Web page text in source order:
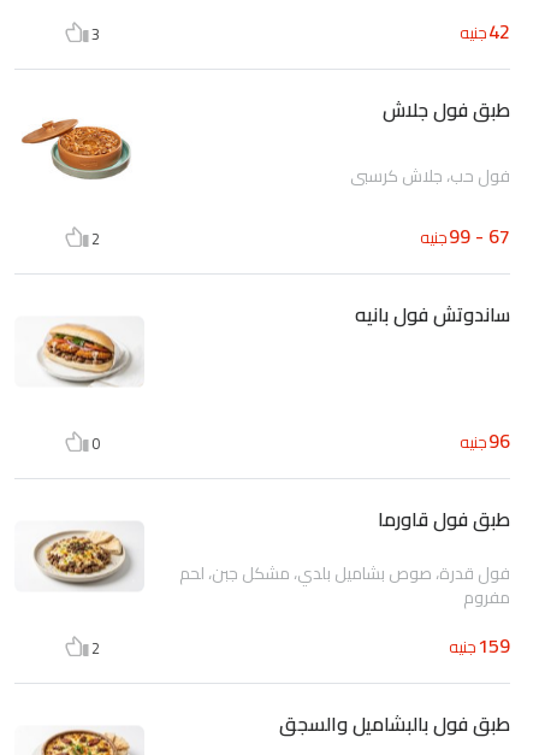
42جنيه 3
طبق فول جلاش
فول حب، جلاش كرسبي
67 - 99 جنيه 2
ساندوتش فول بانيه
96جنيه 0
طبق فول قاورما
فول قدرة، صوص بشاميل بلدي، مشكل جبن، لحم
مفروم
159جنيه 2
طبق فول بالبشاميل والسجق